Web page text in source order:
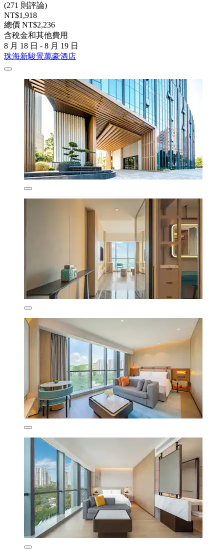
(271 則評論)
NT$1,918
總價 NT$2,236
含稅金和其他費用
8 月 18 日 - 8 月 19 日
珠海新駿景萬豪酒店